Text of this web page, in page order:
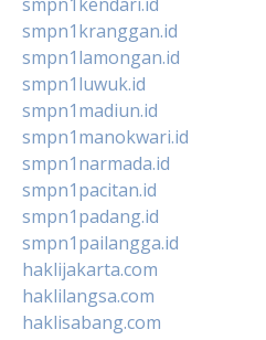
smpn1kranggan.id
smpn1lamongan.id
smpn1luwuk.id
smpn1madiun.id
smpn1manokwari.id
smpn1narmada.id
smpn1pacitan.id
smpn1padang.id
smpn1pailangga.id
haklijakarta.com
haklilangsa.com
haklisabang.com